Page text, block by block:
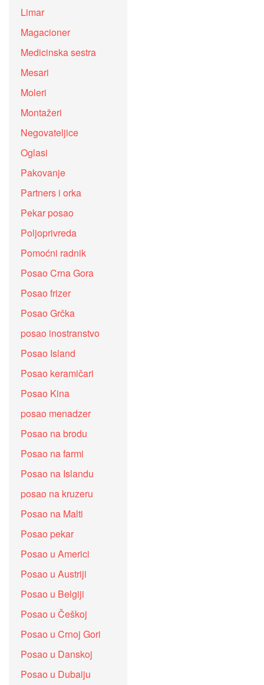
Limar
Magacioner
Medicinska sestra
Mesari
Moleri
Montažeri
Negovateljice
Oglasi
Pakovanje
Partners i orka
Pekar posao
Poljoprivreda
Pomoćni radnik
Posao Crna Gora
Posao frizer
Posao Grčka
posao inostranstvo
Posao Island
Posao keramičari
Posao Kina
posao menadzer
Posao na brodu
Posao na farmi
Posao na Islandu
posao na kruzeru
Posao na Malti
Posao pekar
Posao u Americi
Posao u Austriji
Posao u Belgiji
Posao u Češkoj
Posao u Crnoj Gori
Posao u Danskoj
Posao u Dubaiju